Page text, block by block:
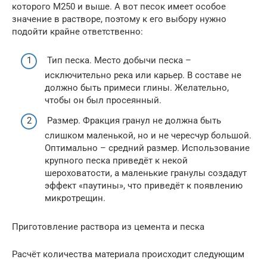
которого М250 и выше. А вот песок имеет особое
значение в растворе, поэтому к его выбору нужно
подойти крайне ответственно:
Тип песка. Место добычи песка –
исключительно река или карьер. В составе не
должно быть примеси глины. Желательно,
чтобы он был просеянный.
Размер. Фракция гранул не должна быть
слишком маленькой, но и не чересчур большой.
Оптимально – средний размер. Использование
крупного песка приведёт к некой
шероховатости, а маленькие гранулы создадут
эффект «паутины», что приведёт к появлению
микротрещин.
Приготовление раствора из цемента и песка
Расчёт количества материала происходит следующим